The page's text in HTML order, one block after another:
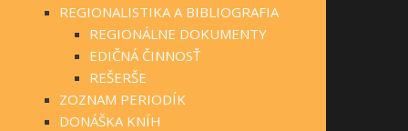
REGIONALISTIKA A BIBLIOGRAFIA
REGIONÁLNE DOKUMENTY
EDIČNÁ ČINNOSŤ
REŠERŠE
ZOZNAM PERIODÍK
DONÁŠKA KNÍH